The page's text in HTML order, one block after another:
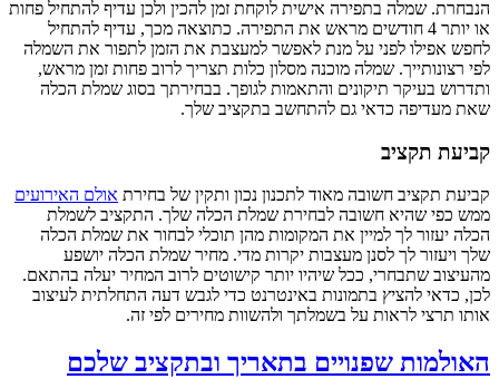
שמלה בתפירה אישית לוקחת זמן להכין ולכן עדיף להתחיל פחות
או יותר 4 חודשים מראש את התפירה. כתוצאה מכך, עדיף להתחיל
אפילו לפני על מנת לאפשר למעצבת את הזמן לתפור את השמלה
רצונותייך. שמלה מוכנה מסלון כלות תצריך לרוב פחות זמן מראש,
בעיקר תיקונים והתאמות לגופך. בבחירתך בסוג שמלת הכלה
מעדיפה כדאי גם להתחשב בתקציב שלך.
תקציב
תקציב חשובה מאוד לתכנון נכון ותקין של בחירתאולם האירועים
כפי שהיא חשובה לבחירת שמלת הכלה שלך. התקציב לשמלת
יעזור לך למיין את המקומות מהן תוכלי לבחור את שמלת הכלה
ויעזור לך לסנן מעצבות יקרות מדי. מחיר שמלת הכלה יושפע
שתבחרי, ככל שיהיו יותר קישוטים לרוב המחיר יעלה בהתאם.
כדאי להציץ בתמונות באינטרנט כדי לגבש דעה התחלתית לעיצוב
תרצי לראות על בשמלתך ולהשוות מחירים לפי זה.
שפנויים בתאריך ובתקציב שלכם